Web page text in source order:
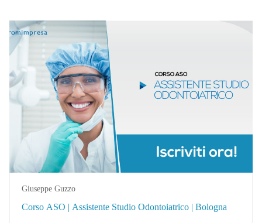
Giuseppe Guzzo
Corso ASO | Assistente Studio Odontoiatrico | Bologna